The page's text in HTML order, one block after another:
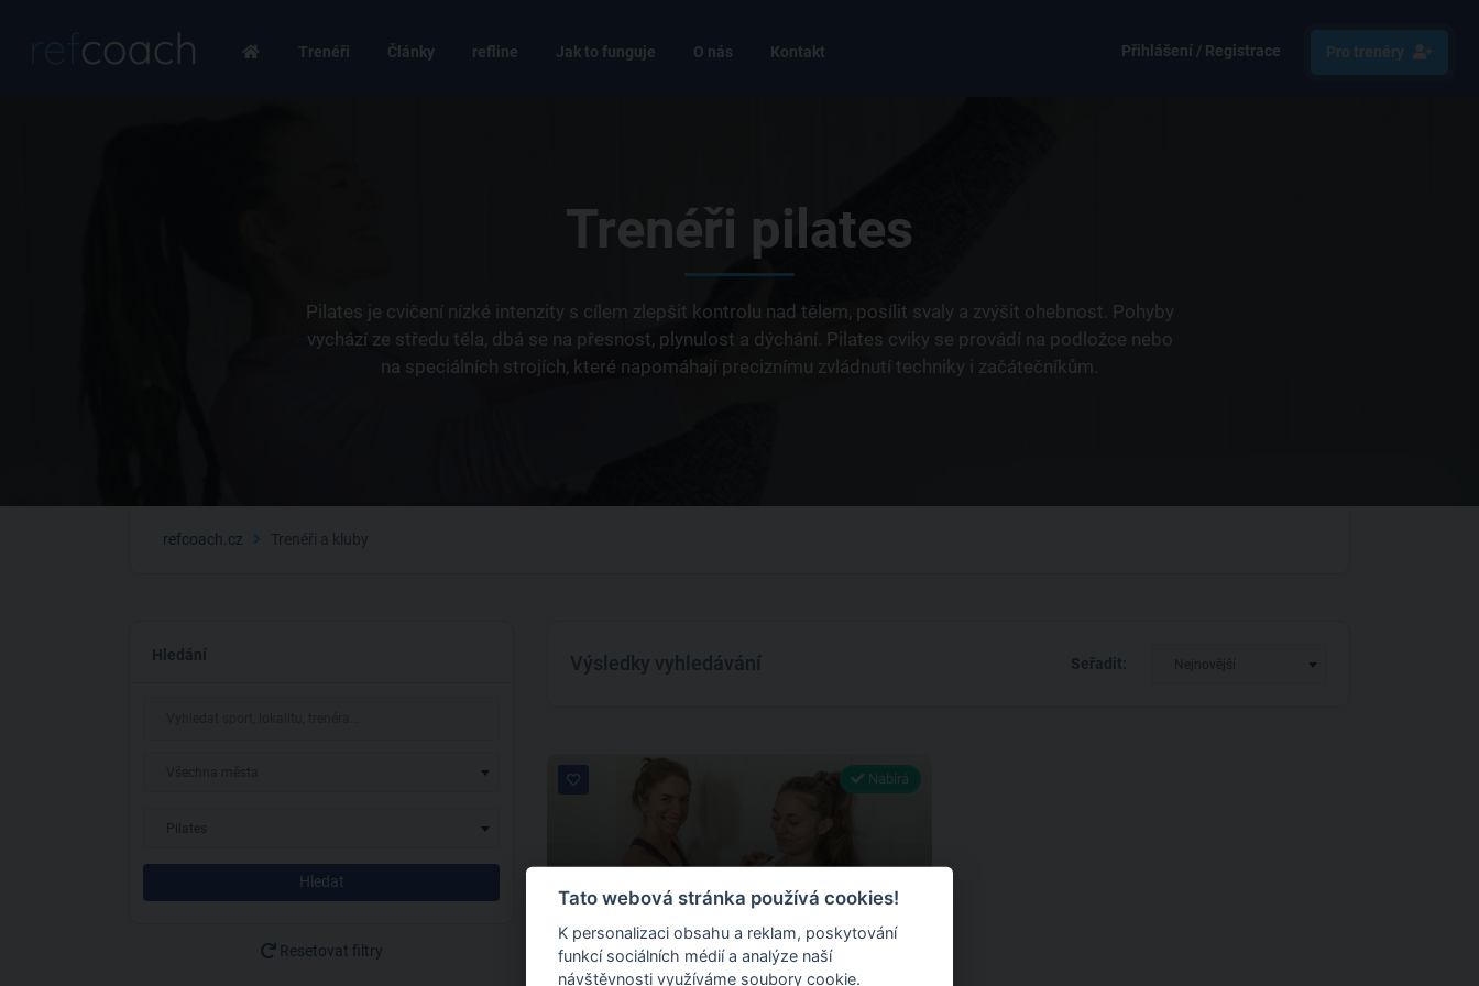
Trenéři Články refline Jak to funguje O nás Kontakt Přihlášení / Registrace Pro trenéry
Trenéři pilates
Pilates je cvičení nízké intenzity s cílem zlepšit kontrolu nad tělem, posílit svaly a zvýšit ohebnost. Pohyby
vychází ze středu těla, dbá se na přesnost, plynulost a dýchání. Pilates cviky se provádí na podložce nebo
na speciálních strojích, které napomáhají preciznímu zvládnutí techniky i začátečníkům.
refcoach.cz Trenéři a kluby
Hledání
Pilates
Hledat
Resetovat filtry
Výsledky vyhledávání Seřadit: Nejnovější
Nabírá
0 0 hodnocení
Tato webová stránka používá cookies!
K personalizaci obsahu a reklam, poskytování
funkcí sociálních médií a analýze naší
návštěvnosti využíváme soubory cookie.